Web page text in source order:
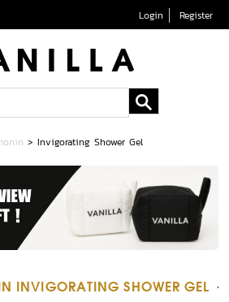
Login Register
>Invigorating Shower Gel
INVIGORATING SHOWER GEL